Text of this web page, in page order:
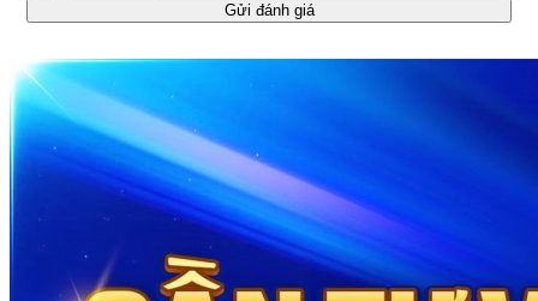
CÔNG TY TNHH TM – DV C.N.C ÁNH KIM
Địa chỉ:1737/7/3/18 Quốc Lộ 1A, KP2, P.Tân Thới Hiệp, Q12,TP.HCM
MST:3702178984
Hotline:0886113609
tapdoananhkim@gmail.com
Gửi đánh giá